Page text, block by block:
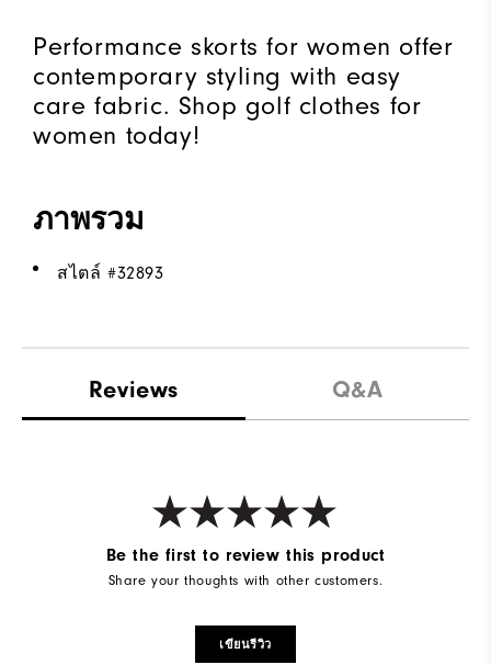
Performance skorts for women offer
contemporary styling with easy
care fabric. Shop golf clothes for
women today!
ภาพรวม
สไตล์ #32893
Reviews Q&A
Be the first to review this product
Share your thoughts with other customers.
เขียนรีวิว